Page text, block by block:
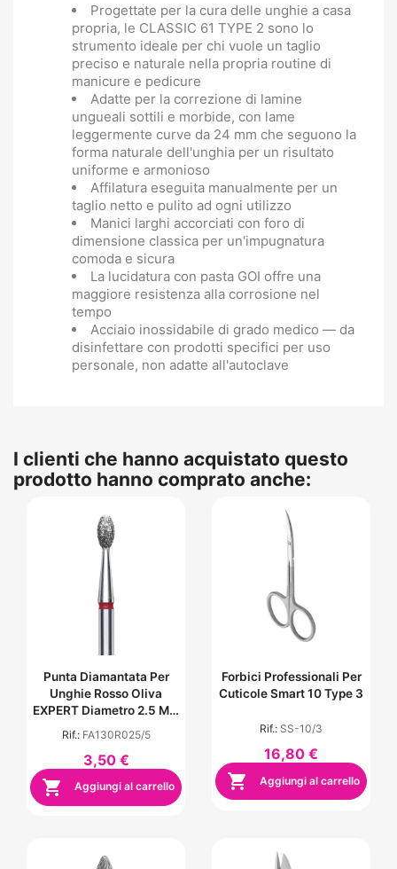
Progettate per la cura delle unghie a casa
propria, le CLASSIC 61 TYPE 2 sono lo
strumento ideale per chi vuole un taglio
preciso e naturale nella propria routine di
manicure e pedicure
Adatte per la correzione di lamine
ungueali sottili e morbide, con lame
leggermente curve da 24 mm che seguono la
forma naturale dell'unghia per un risultato
uniforme e armonioso
Affilatura eseguita manualmente per un
taglio netto e pulito ad ogni utilizzo
Manici larghi accorciati con foro di
dimensione classica per un'impugnatura
comoda e sicura
La lucidatura con pasta GOI offre una
maggiore resistenza alla corrosione nel
tempo
Acciaio inossidabile di grado medico — da
disinfettare con prodotti specifici per uso
personale, non adatte all'autoclave
I clienti che hanno acquistato questo
prodotto hanno comprato anche:
Punta Diamantata Per
Unghie Rosso Oliva
EXPERT Diametro 2.5 Mm
Rif.: FA130R025/5
3,50 €
 Aggiungi al carrello
Forbici Professionali Per
Cuticole Smart 10 Type 3
Rif.: SS-10/3
16,80 €
 Aggiungi al carrello